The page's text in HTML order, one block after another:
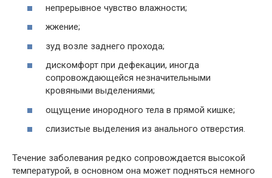
непрерывное чувство влажности;
жжение;
зуд возле заднего прохода;
дискомфорт при дефекации, иногда
сопровождающейся незначительными
кровяными выделениями;
ощущение инородного тела в прямой кишке;
слизистые выделения из анального отверстия.
Течение заболевания редко сопровождается высокой
температурой, в основном она может подняться немного